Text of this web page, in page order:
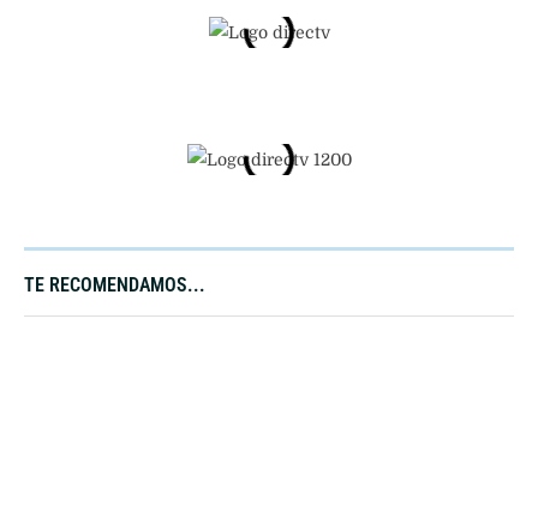
TE RECOMENDAMOS...